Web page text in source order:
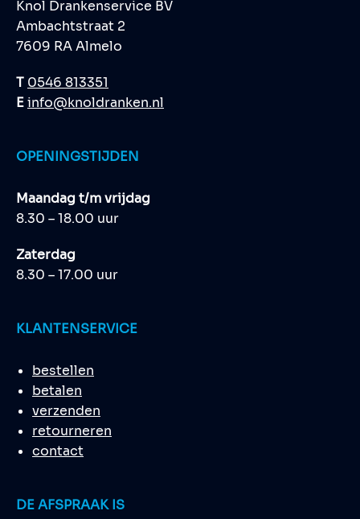
Knol Drankenservice BV
Ambachtstraat 2
7609 RA Almelo
T 0546 813351
Einfo@knoldranken.nl
OPENINGSTIJDEN
Maandag t/m vrijdag
8.30 – 18.00 uur
Zaterdag
8.30 – 17.00 uur
KLANTENSERVICE
bestellen
betalen
verzenden
retourneren
contact
DE AFSPRAAK IS